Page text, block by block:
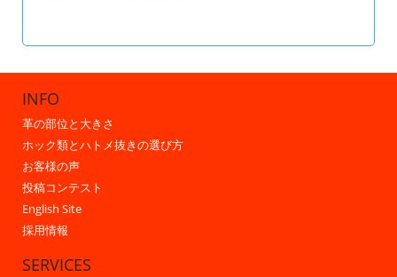
INFO
革の部位と大きさ
ホック類とハトメ抜きの選び方
お客様の声
投稿コンテスト
English Site
採用情報
SERVICES